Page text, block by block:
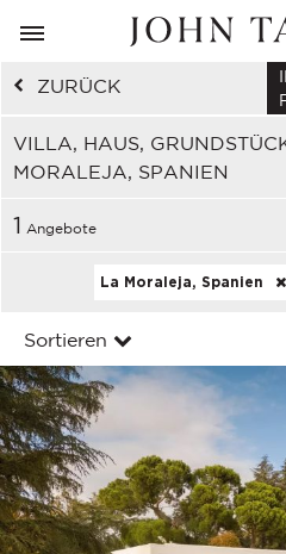
ZURÜCK
VILLA, HAUS,
MORALEJA, SPANIEN
1 Angebote
La Moraleja, Spanien
Sortieren